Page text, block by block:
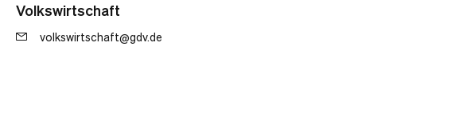
Volkswirtschaft
volkswirtschaft@gdv.de